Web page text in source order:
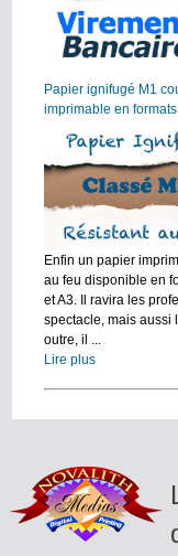
Papier ignifugé M1
imprimable en formats
Enfin un papier
au feu disponible en
et A3. Il ravira les
spectacle, mais aussi
outre, il ...
Lire plus